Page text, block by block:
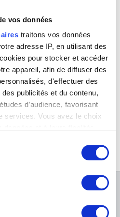
vos données
traitons vos données
adresse IP, en utilisant des
pour stocker et accéder
appareil, afin de diffuser des
d'effectuer des
publicités et du contenu,
d’audience, favorisant
services. Vous avez le choix
la Déclaration relative aux
l'icône de confidentialité.
aimerions également :
être précises à plusieurs
(Angleterre, Royaume-Uni) ca.
(Italie) 1546
1624
sur un bûcher, secourus par des